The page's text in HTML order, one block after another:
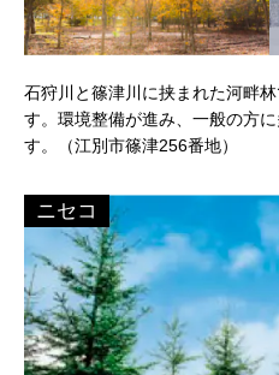
石狩川と篠津川に挟まれた河畔
す。環境整備が進み、一般の方
す。（江別市篠津256番地）
ニセコ